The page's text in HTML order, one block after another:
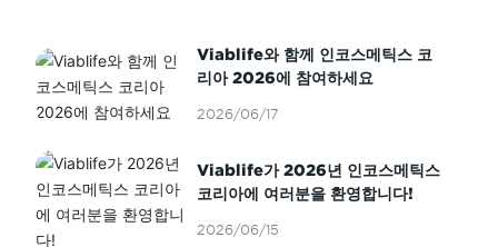
Viablife와 함께 인코스메틱스 코
리아 2026에 참여하세요
2026/06/17
Viablife가 2026년 인코스메틱스
코리아에 여러분을 환영합니다!
2026/06/15